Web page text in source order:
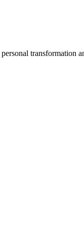
transformation